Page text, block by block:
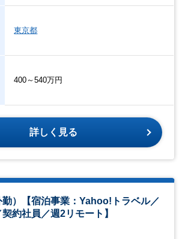
東京都
400～540万円
詳しく見る
勤）【宿泊事業：Yahoo!トラベル／
約社員／週2リモート】